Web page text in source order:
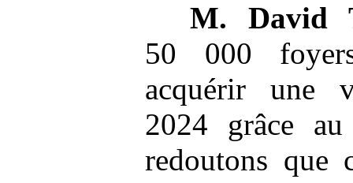
M.
David
50 000
acquérir une
2024 grâce
redoutons que